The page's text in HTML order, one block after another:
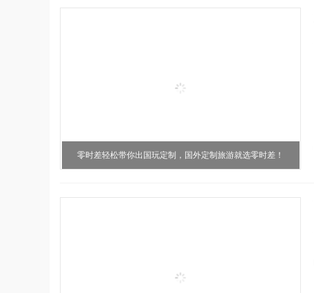
零时差轻松带你出国玩定制，国外定制旅游就选零时差！